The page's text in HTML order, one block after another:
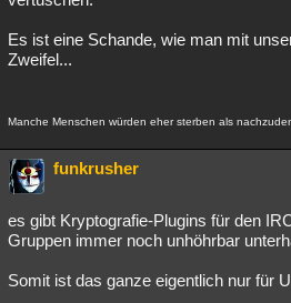
Es ist eine Schande, wie man mit
Zweifel...
Manche Menschen würden eher sterben als
funkrusher
es gibt Kryptografie-Plugins für den
Gruppen immer noch unhöhrbar
Somit ist das ganze eigentlich nur für